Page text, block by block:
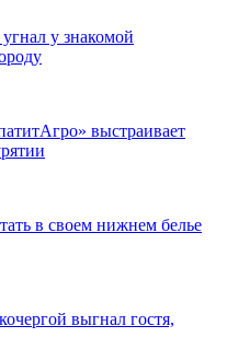
у знакомой
выстраивает
в своем нижнем белье
выгнал гостя,